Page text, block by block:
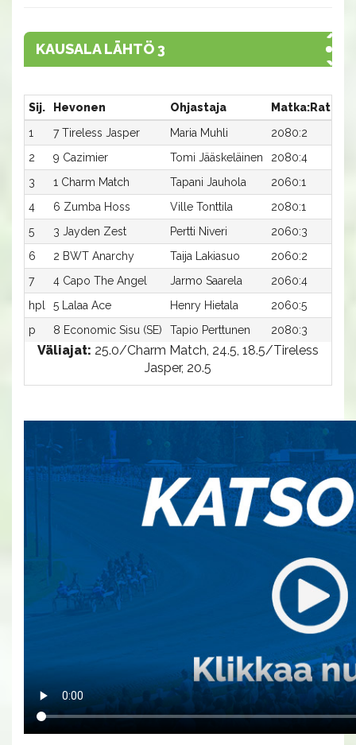
KAUSALA LÄHTÖ 3
Sij. Hevonen Ohjastaja Matka:Rata
1
7 Tireless Jasper Maria Muhli 2080:2
2
9 Cazimier Tomi Jääskeläinen 2080:4
3
1 Charm Match Tapani Jauhola 2060:1
4
6 Zumba Hoss Ville Tonttila 2080:1
5
3 Jayden Zest Pertti Niveri 2060:3
6
2 BWT Anarchy Taija Lakiasuo 2060:2
7
4 Capo The Angel Jarmo Saarela 2060:4
hpl
5 Lalaa Ace Henry Hietala 2060:5
p
8 Economic Sisu (SE) Tapio Perttunen 2080:3
Väliajat: 25.0/Charm Match, 24.5, 18.5/Tireless
Jasper, 20.5